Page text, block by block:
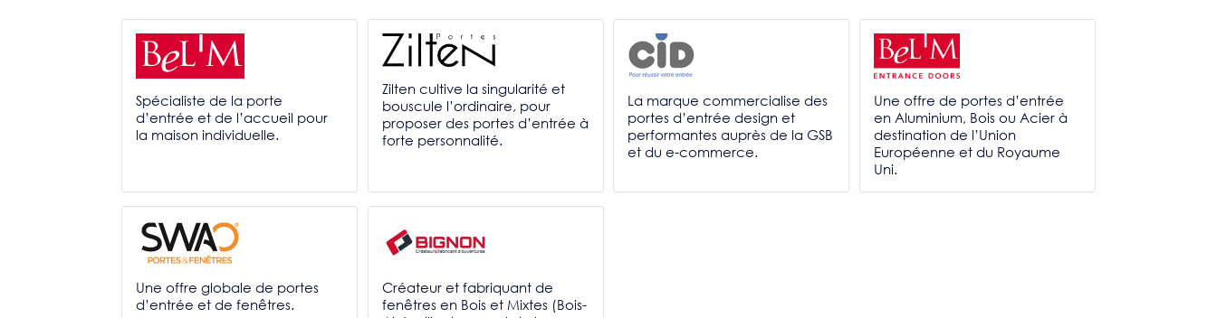
Spécialiste de la porte
d’entrée et de l’accueil pour
la maison individuelle.
Zilten cultive la singularité et
bouscule l’ordinaire, pour
proposer des portes d’entrée à
forte personnalité.
La marque commercialise des
portes d’entrée design et
performantes auprès de la GSB
et du e-commerce.
Une offre de portes d’entrée
en Aluminium, Bois ou Acier à
destination de l’Union
Européenne et du Royaume
Uni.
Une offre globale de portes
d’entrée et de fenêtres.
Créateur et fabriquant de
fenêtres en Bois et Mixtes (Bois-